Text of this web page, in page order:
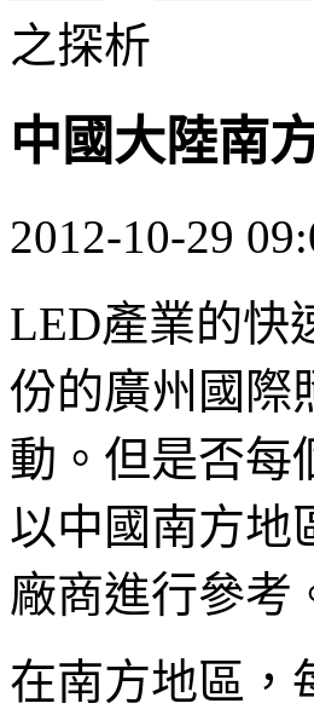
之探析
中國大陸南
2012-10-29
LED產業的快
份的廣州國際
動。但是否每
以中國南方地
廠商進行參考
在南方地區，